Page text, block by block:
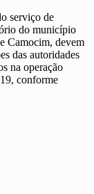
serviço de
do município
Camocim, devem
das autoridades
na operação
conforme